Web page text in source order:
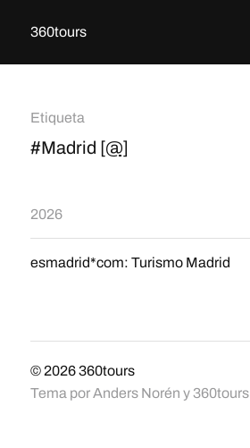
360tours
Etiqueta
#Madrid [@]
2026
esmadrid*com: Turismo Madrid
© 2026360tours
Tema porAnders Norén y360tours